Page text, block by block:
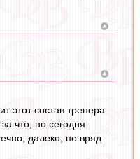
этот состав тренера
что, но сегодня
далеко, но вряд